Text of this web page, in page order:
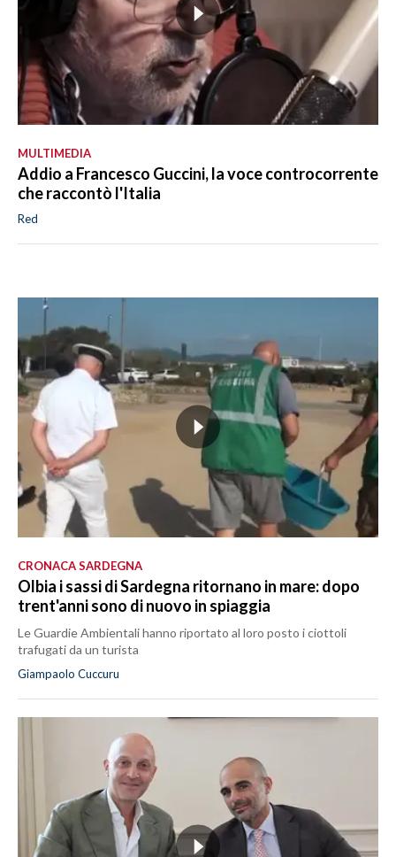
MULTIMEDIA
Addio a Francesco Guccini, la voce controcorrente
che raccontò l'Italia
Red
CRONACA SARDEGNA
Olbia i sassi di Sardegna ritornano in mare: dopo
trent'anni sono di nuovo in spiaggia
Le Guardie Ambientali hanno riportato al loro posto i ciottoli
trafugati da un turista
Giampaolo Cuccuru